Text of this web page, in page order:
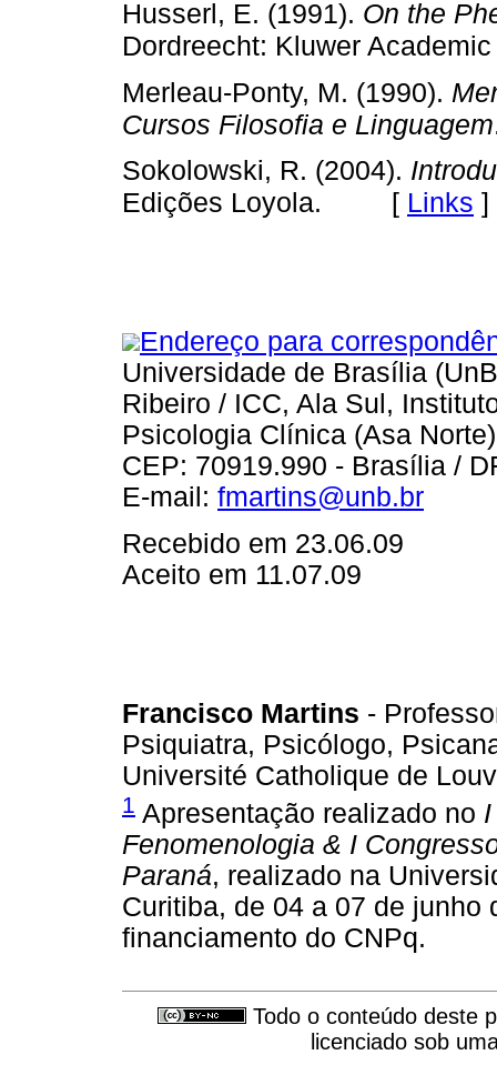
Husserl, E. (1991). On the
Dordreecht: Kluwer
Merleau-Ponty, M. (1990).
Cursos Filosofia e Linguagem
Sokolowski, R. (2004).
Edições Loyola.
[ Links ]
Endereço para
Universidade de Brasília
Ribeiro / ICC, Ala Sul,
Psicologia Clínica (Asa
CEP: 70919.990 - Brasília /
E-mail: fmartins@unb.br
Recebido em 23.06.09
Aceito em 11.07.09
Francisco Martins -
Psiquiatra, Psicólogo,
Université Catholique de
1 Apresentação realizado no
Fenomenologia & I
Paraná, realizado na
Curitiba, de 04 a 07 de junho
financiamento do CNPq.
Todo o conteúdo deste
licenciado sob